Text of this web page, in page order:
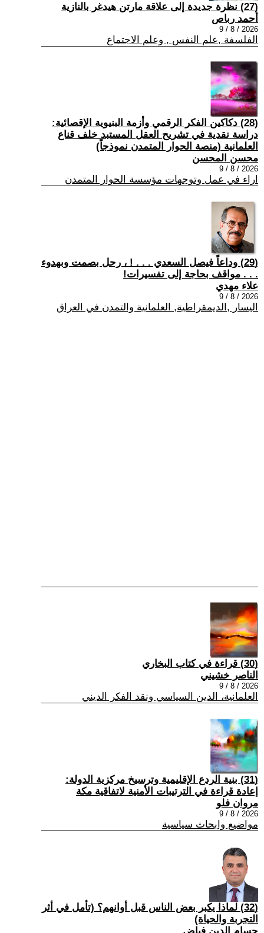
(27) نظرة جديدة إلى علاقة مارتن هيدغر بالنازية
أحمد رباص
2026 / 8 / 9
الفلسفة ,علم النفس , وعلم الاجتماع
(28) دكاكين الفكر الرقمي وأزمة البنيوية الإقصائية:
دراسة نقدية في تشريح العقل المستبد خلف قناع
العلمانية (منصة الحوار المتمدن نموذجاً)
محسن المحسن
2026 / 8 / 9
اراء في عمل وتوجهات مؤسسة الحوار المتمدن
(29) وداعاً فيصل السعدي . . . ! ، رحل بصمت وبهدوء
. . . مواقف بحاجة إلى تفسيرات!
علاء مهدي
2026 / 8 / 9
اليسار ,الديمقراطية, العلمانية والتمدن في العراق
(30) قراءة في كتاب البخاري
الناصر خشيني
2026 / 8 / 9
العلمانية، الدين السياسي ونقد الفكر الديني
(31) بنية الردع الإقليمية وترسيخ مركزية الدولة:
إعادة قراءة في الترتيبات الأمنية لاتفاقية مكة
مروان فلو
2026 / 8 / 9
مواضيع وابحاث سياسية
(32) لماذا يكبر بعض الناس قبل أوانهم؟ (تأمل في أثر
التجربة والحياة)